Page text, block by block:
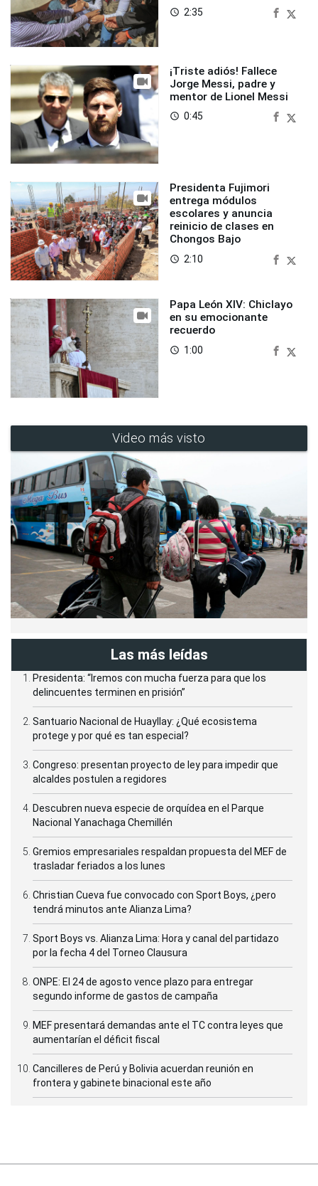
access_time 2:35
¡Triste adiós! Fallece
Jorge Messi, padre y
mentor de Lionel Messi
access_time 0:45
Presidenta Fujimori
entrega módulos
escolares y anuncia
reinicio de clases en
Chongos Bajo
access_time 2:10
Papa León XIV: Chiclayo
en su emocionante
recuerdo
access_time 1:00
Video más visto
Las más leídas
Presidenta: “Iremos con mucha fuerza para que los
delincuentes terminen en prisión”
Santuario Nacional de Huayllay: ¿Qué ecosistema
protege y por qué es tan especial?
Congreso: presentan proyecto de ley para impedir que
alcaldes postulen a regidores
Descubren nueva especie de orquídea en el Parque
Nacional Yanachaga Chemillén
Gremios empresariales respaldan propuesta del MEF de
trasladar feriados a los lunes
Christian Cueva fue convocado con Sport Boys, ¿pero
tendrá minutos ante Alianza Lima?
Sport Boys vs. Alianza Lima: Hora y canal del partidazo
por la fecha 4 del Torneo Clausura
ONPE: El 24 de agosto vence plazo para entregar
segundo informe de gastos de campaña
MEF presentará demandas ante el TC contra leyes que
aumentarían el déficit fiscal
Cancilleres de Perú y Bolivia acuerdan reunión en
frontera y gabinete binacional este año